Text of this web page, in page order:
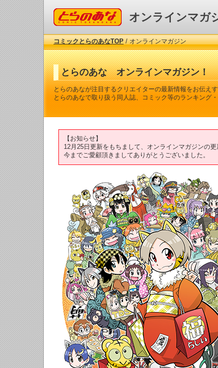
コミックとらのあな オンラインマガ
コミックとらのあなTOP/ オンラインマガジン
とらのあな オンラインマガジン！
とらのあなが注目するクリエイターの最新情報をお伝え
とらのあなで取り扱う同人誌、コミック等のランキング
【お知らせ】
12月25日更新をもちまして、オンラインマガジンの
今までご愛顧頂きましてありがとうございました。